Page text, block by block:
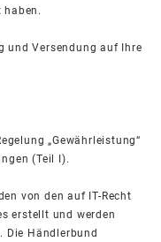
haben.
und Versendung auf Ihre
„Gewährleistung“
(Teil I).
von den auf IT-Recht
erstellt und werden
Die Händlerbund